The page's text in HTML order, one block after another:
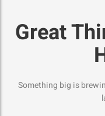
Great
Something big is